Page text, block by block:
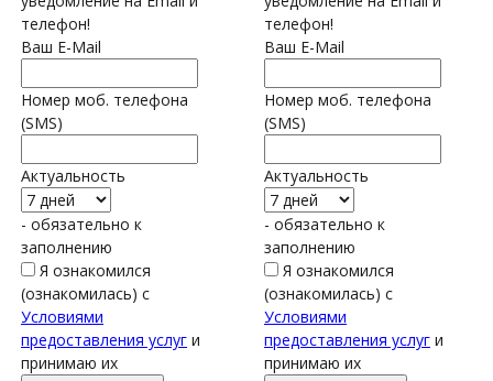
телефон!
Ваш E-Mail
Номер моб. телефона
(SMS)
Актуальность
- обязательно к
заполнению
Я ознакомился
(ознакомилась) с
Условиями
предоставления услуг и
принимаю их
телефон!
Ваш E-Mail
Номер моб. телефона
(SMS)
Актуальность
- обязательно к
заполнению
Я ознакомился
(ознакомилась) с
Условиями
предоставления услуг и
принимаю их